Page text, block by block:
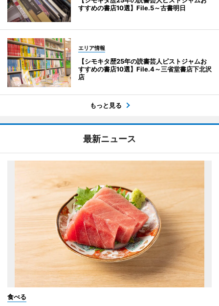
すすめの書店10選】File.5～古書明日
エリア情報
【シモキタ歴25年の読書芸人ピストジャムお
すすめの書店10選】File.4～三省堂書店下北沢
店
もっと見る
最新ニュース
食べる